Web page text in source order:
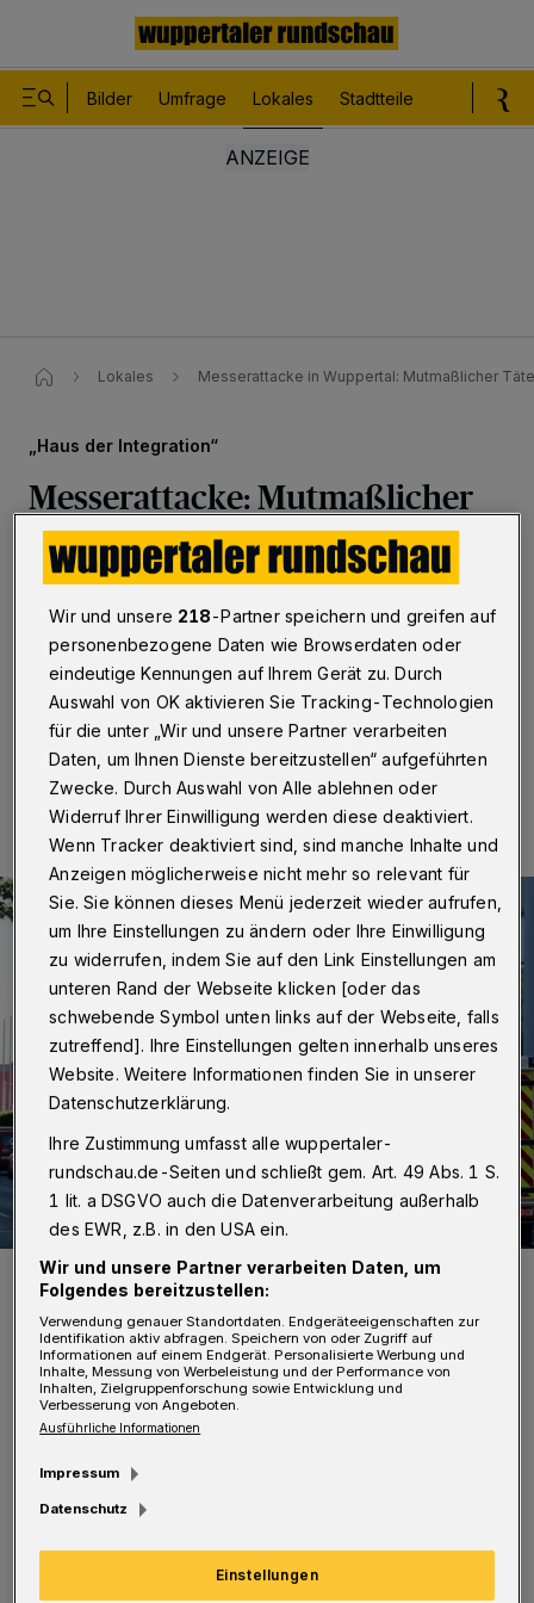
Bilder Umfrage Lokales Stadtteile
Lokales Messerattacke in Wuppertal: Mutmaßlicher
„Haus der Integration“
Messerattacke: Mutmaßlicher
Täter vor Haftrichter
„Haus der Integration“ ist der mutmaßliche Täter, ein 20
Jahre alter Mann aus Syrien, am Freitag (12. August
2022) einem Haftrichter vorgeführt worden.
12.08.2022 , 15:37 Uhr Eine Minute Lesezeit
Das „Haus der Integration“ an der B 7.
Foto: Wuppertaler Rundschau/Simone Bahrmann
N
Staatsanwaltschaft ist er schuldfähig.
Er gebe zwar „Anhaltspunkte“, dass eine
psychische Erkrankung bestehe. Diese
rechtfertigten aber nicht, ihn in eine
Wir und unsere 218-Partner speichern und greifen auf
personenbezogene Daten wie Browserdaten oder
eindeutige Kennungen auf Ihrem Gerät zu. Durch
Auswahl von OK aktivieren Sie Tracking-Technologien
für die unter „Wir und unsere Partner verarbeiten
Daten, um Ihnen Dienste bereitzustellen“ aufgeführten
Zwecke. Durch Auswahl von Alle ablehnen oder
Widerruf Ihrer Einwilligung werden diese deaktiviert.
Wenn Tracker deaktiviert sind, sind manche Inhalte und
Anzeigen möglicherweise nicht mehr so relevant für
Sie. Sie können dieses Menü jederzeit wieder aufrufen,
um Ihre Einstellungen zu ändern oder Ihre Einwilligung
zu widerrufen, indem Sie auf den Link Einstellungen am
unteren Rand der Webseite klicken [oder das
schwebende Symbol unten links auf der Webseite, falls
zutreffend]. Ihre Einstellungen gelten innerhalb unseres
Website. Weitere Informationen finden Sie in unserer
Datenschutzerklärung.
Ihre Zustimmung umfasst alle wuppertaler-
rundschau.de-Seiten und schließt gem. Art. 49 Abs. 1 S.
1 lit. a DSGVO auch die Datenverarbeitung außerhalb
des EWR, z.B. in den USA ein.
Wir und unsere Partner verarbeiten Daten, um
Folgendes bereitzustellen:
Verwendung genauer Standortdaten. Endgeräteeigenschaften zur
Identifikation aktiv abfragen. Speichern von oder Zugriff auf
Informationen auf einem Endgerät. Personalisierte Werbung und
Inhalte, Messung von Werbeleistung und der Performance von
Inhalten, Zielgruppenforschung sowie Entwicklung und
Verbesserung von Angeboten.
Ausführliche Informationen
Impressum
Datenschutz
Einstellungen